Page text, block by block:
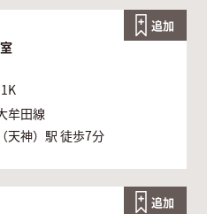
1K
牟田線
天神）駅 徒歩7分
追加
追加